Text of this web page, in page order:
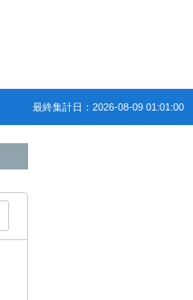
最終集計日：2026-08-09 01:01:00